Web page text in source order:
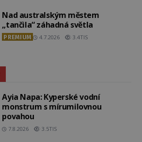
Nad australským městem
„tančila“ záhadná světla
PREMIUM 4.7.2026 3.4TIS
Ayia Napa: Kyperské vodní
monstrum s mírumilovnou
povahou
7.8.2026 3.5TIS